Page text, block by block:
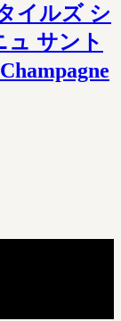
イルズ シ
ュ サント